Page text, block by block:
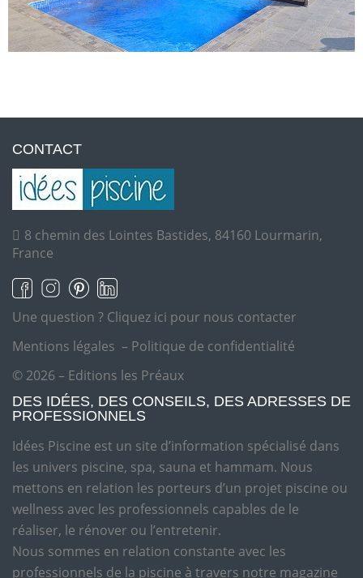
CONTACT
8 chemin des Lointes Bastides, 84160 Lourmarin,
France
Une question ? Cliquez ici pour nous contacter
Mentions légales – Politique de confidentialité
© 2026 – Editions les Préaux
DES IDÉES, DES CONSEILS, DES ADRESSES DE
PROFESSIONNELS
Idées Piscine est un site d’information spécialisé dans
les univers piscine, spa, sauna et hammam. Nous
mettons en relation les porteurs d’un projet piscine ou
wellness avec les professionnels capables de le
réaliser, le rénover ou l’entretenir.
Nous sommes en relation constante avec les
professionnels de la piscine à travers notre magazine